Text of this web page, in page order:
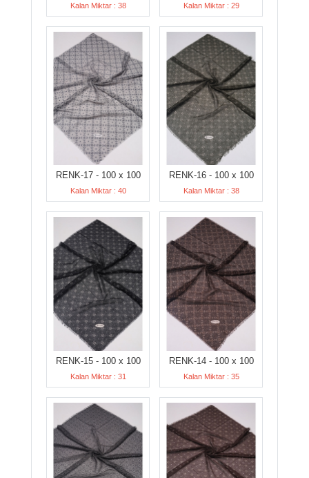
Kalan Miktar : 38 Kalan Miktar : 29
RENK-17 - 100 x 100
Kalan Miktar : 40
RENK-16 - 100 x 100
Kalan Miktar : 38
RENK-15 - 100 x 100
Kalan Miktar : 31
RENK-14 - 100 x 100
Kalan Miktar : 35